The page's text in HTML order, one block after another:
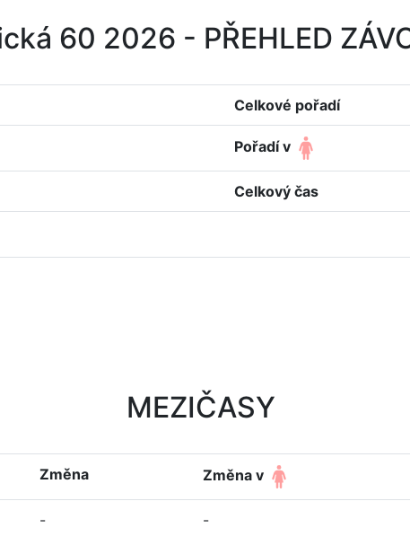
60 2026 - PŘEHLED
Celkové pořadí
Pořadí v
Celkový čas
MEZIČASY
Změna Změna v
- -